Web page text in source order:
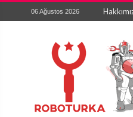
06 Ağustos 2026